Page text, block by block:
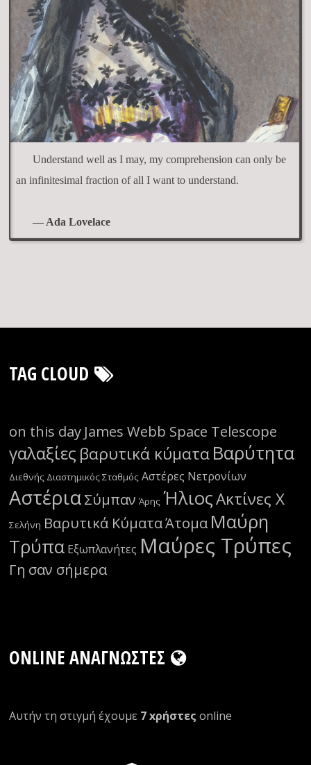
Understand well as I may, my comprehension can only be
an infinitesimal fraction of all I want to understand.
— Ada Lovelace
TAG CLOUD
on this day James Webb Space Telescope
γαλαξίες βαρυτικά κύματαΒαρύτητα
Διεθνής Διαστημικός Σταθμός Αστέρες Νετρονίων
ΑστέριαΣύμπαν Άρης ΉλιοςΑκτίνες Χ
Σελήνη Βαρυτικά ΚύματαΆτομα Μαύρη
Τρύπα Εξωπλανήτες Μαύρες Τρύπες
Γη σαν σήμερα
ONLINE ΑΝΑΓΝΏΣΤΕΣ
Αυτήν τη στιγμή έχουμε 7 xρήστες οnline